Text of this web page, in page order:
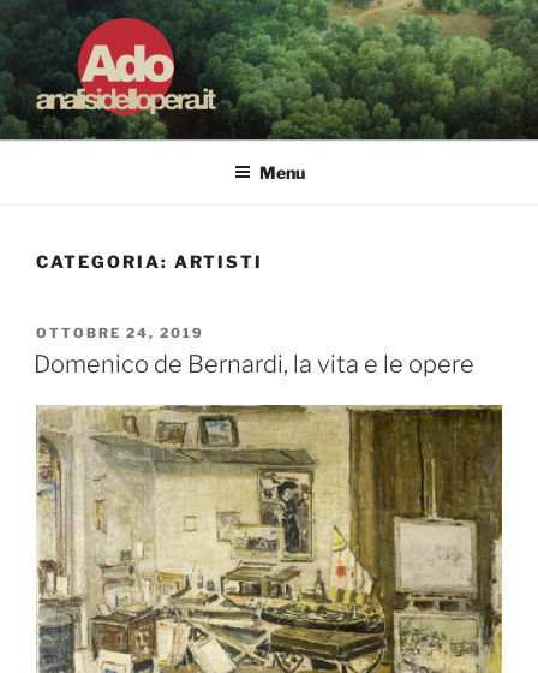
Salta
al
contenuto
ADO ANALISI DELL'OPERA
Osservare le opere d'arte per capirle e imparare ad amarle
Menu
CATEGORIA: ARTISTI
PUBBLICATO
IL
OTTOBRE 24, 2019
Domenico de Bernardi, la vita e le opere